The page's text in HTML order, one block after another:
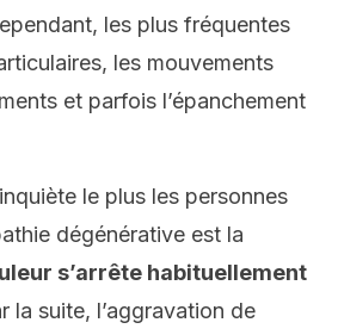
les plus fréquentes
les mouvements
et parfois l’épanchement
le plus les personnes
dégénérative est la
s’arrête habituellement
la suite, l’aggravation de